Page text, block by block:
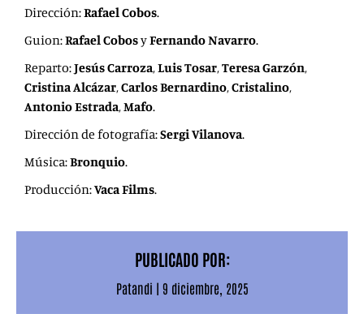
Dirección:Rafael Cobos.
Guion:Rafael CobosyFernando Navarro.
Reparto:Jesús Carroza,Luis Tosar,Teresa Garzón,
Cristina Alcázar,Carlos Bernardino,Cristalino,
Antonio Estrada,Mafo.
Dirección de fotografía:Sergi Vilanova.
Música:Bronquio.
Producción:Vaca Films.
PUBLICADO POR:
Patandi | 9 diciembre, 2025